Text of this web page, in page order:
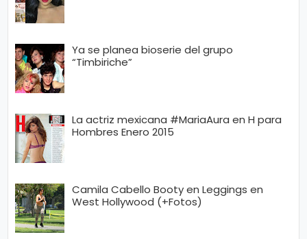
Ya se planea bioserie del grupo
“Timbiriche”
La actriz mexicana #MariaAura en H para
Hombres Enero 2015
Camila Cabello Booty en Leggings en
West Hollywood (+Fotos)